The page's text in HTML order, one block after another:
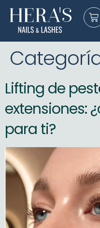
Lifting de
extensiones:
para ti?